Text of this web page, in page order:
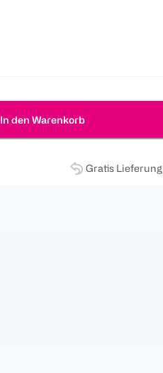
In den Warenkorb
Gratis